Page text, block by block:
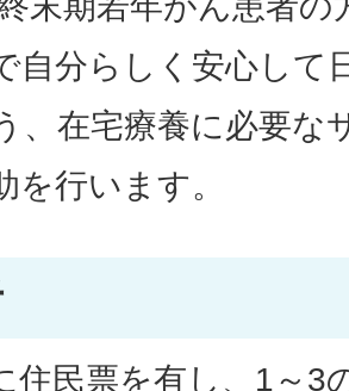
自分らしく安心して
、在宅療養に必要な
を行います。
住民票を有し、1～3